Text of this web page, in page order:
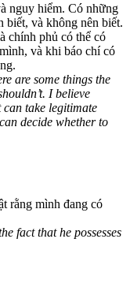
nguy hiểm. Có những
biết, và không nên biết.
chính phủ có thể có
và khi báo chí có
are some things the
I believe
take legitimate
decide whether to
rằng mình đang có
fact that he possesses